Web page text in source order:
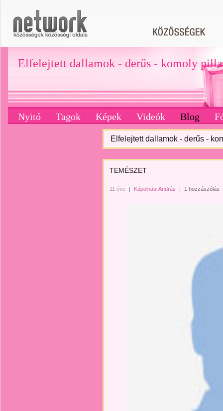
Elfelejtett dallamok - derűs - komoly
Nyitó Tagok Képek Videók Blog
Elfelejtett dallamok - derűs -
TEMÉSZET
11 éve | Kápolnási András | 1 hozzászólás